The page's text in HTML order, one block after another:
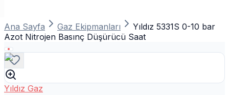
Ana Sayfa Gaz Ekipmanları
Yıldız 5331S 0-10 bar
Azot Nitrojen Basınç Düşürücü Saat
Yıldız Gaz